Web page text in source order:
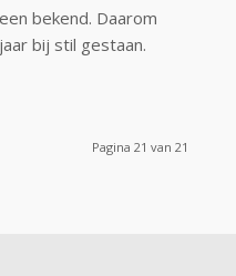
bekend. Daarom
bij stil gestaan.
Pagina 21 van 21